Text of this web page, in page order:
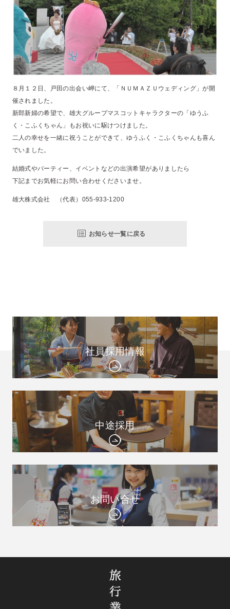
８月１２日、戸田の出会い岬にて、「ＮＵＭＡＺＵウェディング」が開
催されました。
新郎新婦の希望で、雄大グループマスコットキャラクターの「ゆうふ
く・こふくちゃん」もお祝いに駆けつけました。
二人の幸せを一緒に祝うことができて、ゆうふく・こふくちゃんも喜ん
でいました。
結婚式やパーティー、イベントなどの出演希望がありましたら
下記までお気軽にお問い合わせくださいませ。
雄大株式会社 （代表）055-933-1200
お知らせ一覧に戻る
社員採用情報
中途採用
お問い合せ